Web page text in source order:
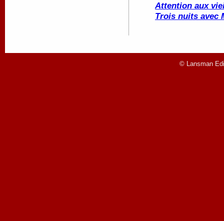
Attention aux
Trois nuits avec
© Lansman